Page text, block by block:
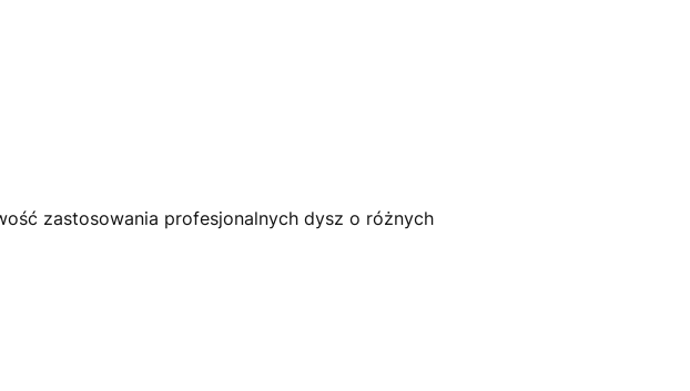
zastosowania profesjonalnych dysz o różnych